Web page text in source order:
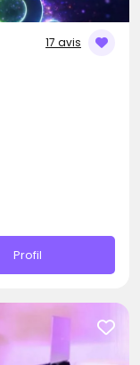
17 avis
Profil